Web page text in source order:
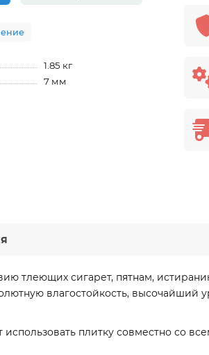
1.85 кг
7 мм
тлеющих сигарет, пятнам,
влагостойкость, высочайший
плитку совместно со